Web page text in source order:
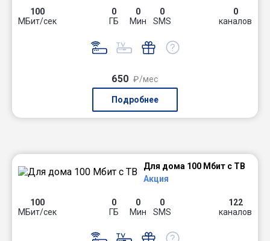
100
МБит/сек
0
ГБ
0
Мин
0
SMS
0
каналов
650 ₽/мес
Подробнее
Для дома 100 Мбит с ТВ
Акция
100
МБит/сек
0
ГБ
0
Мин
0
SMS
122
каналов